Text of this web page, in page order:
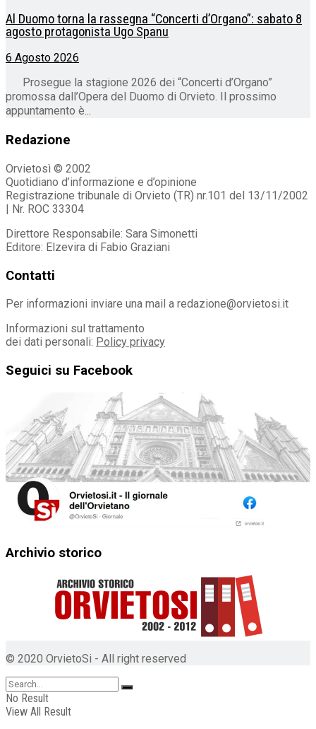
Al Duomo torna la rassegna “Concerti d’Organo”: sabato 8
agosto protagonista Ugo Spanu
6 Agosto 2026
Prosegue la stagione 2026 dei “Concerti d’Organo”
promossa dall’Opera del Duomo di Orvieto. Il prossimo
appuntamento è...
Redazione
Orvietosì © 2002
Quotidiano d’informazione e d’opinione
Registrazione tribunale di Orvieto (TR) nr.101 del 13/11/2002
| Nr. ROC 33304
Direttore Responsabile: Sara Simonetti
Editore: Elzevira di Fabio Graziani
Contatti
Per informazioni inviare una mail a redazione@orvietosi.it
Informazioni sul trattamento
dei dati personali: Policy privacy
Seguici su Facebook
Archivio storico
© 2020 OrvietoSi - All right reserved
No Result
View All Result